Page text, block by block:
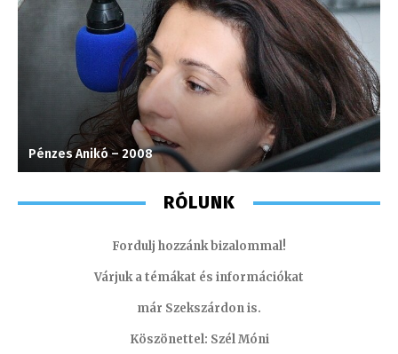
Pénzes Anikó – 2008
RÓLUNK
Fordulj hozzánk bizalommal!
Várjuk a témákat és információkat
már Szekszárdon is.
Köszönettel: Szél Móni